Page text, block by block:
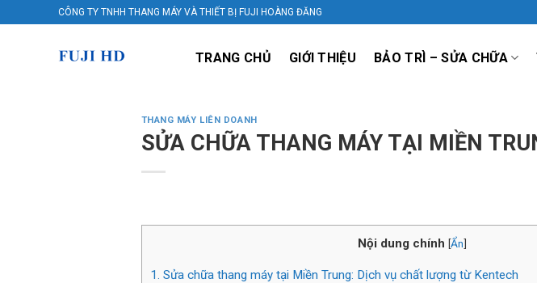
CÔNG TY TNHH THANG MÁY VÀ THIẾT BỊ FUJI HOÀNG ĐĂNG
TRANG CHỦ GIỚI THIỆU BẢO TRÌ – SỬA CHỮA
THANG MÁY LIÊN DOANH
SỬA CHỮA THANG MÁY TẠI MIỀN
Nội dung chính [Ẩn]
1. Sửa chữa thang máy tại Miền Trung: Dịch vụ chất lượng từ Kentech